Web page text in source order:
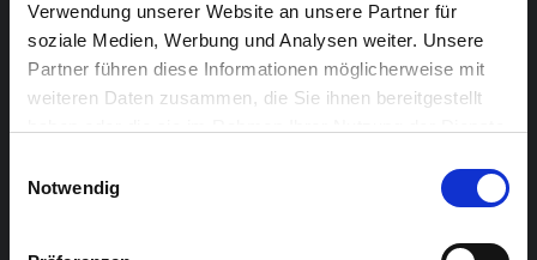
Verwendung unserer Website an unsere Partner für
soziale Medien, Werbung und Analysen weiter. Unsere
Partner führen diese Informationen möglicherweise mit
weiteren Daten zusammen, die Sie ihnen bereitgestellt
Notwendig
Jonathan GAGNEUX.Monocycliste,
voltigeur, équilibriste